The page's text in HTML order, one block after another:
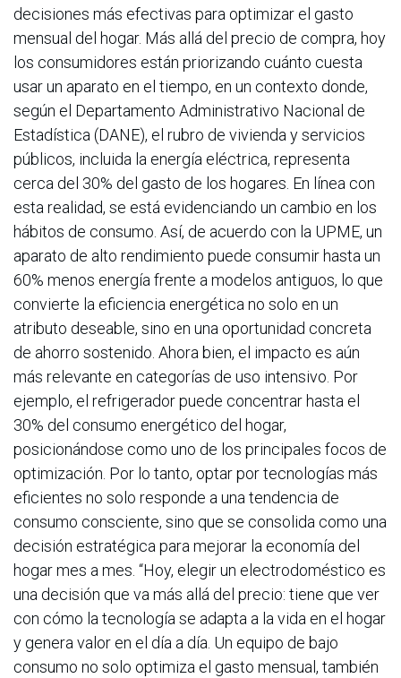
decisiones más efectivas para optimizar el gasto
mensual del hogar. Más allá del precio de compra, hoy
los consumidores están priorizando cuánto cuesta
usar un aparato en el tiempo, en un contexto donde,
según el Departamento Administrativo Nacional de
Estadística (DANE), el rubro de vivienda y servicios
públicos, incluida la energía eléctrica, representa
cerca del 30% del gasto de los hogares. En línea con
esta realidad, se está evidenciando un cambio en los
hábitos de consumo. Así, de acuerdo con la UPME, un
aparato de alto rendimiento puede consumir hasta un
60% menos energía frente a modelos antiguos, lo que
convierte la eficiencia energética no solo en un
atributo deseable, sino en una oportunidad concreta
de ahorro sostenido. Ahora bien, el impacto es aún
más relevante en categorías de uso intensivo. Por
ejemplo, el refrigerador puede concentrar hasta el
30% del consumo energético del hogar,
posicionándose como uno de los principales focos de
optimización. Por lo tanto, optar por tecnologías más
eficientes no solo responde a una tendencia de
consumo consciente, sino que se consolida como una
decisión estratégica para mejorar la economía del
hogar mes a mes. “Hoy, elegir un electrodoméstico es
una decisión que va más allá del precio: tiene que ver
con cómo la tecnología se adapta a la vida en el hogar
y genera valor en el día a día. Un equipo de bajo
consumo no solo optimiza el gasto mensual, también